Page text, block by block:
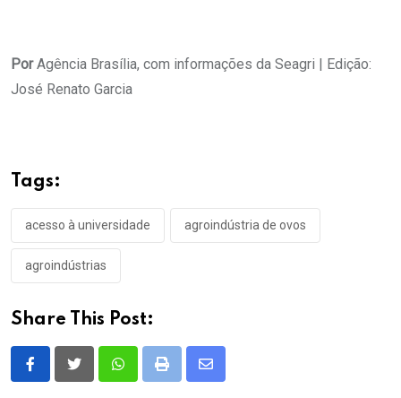
PorAgência Brasília, com informações da Seagri | Edição:
José Renato Garcia
Tags:
acesso à universidade agroindústria de ovos
agroindústrias
Share This Post:
WhatsappPrint
Share